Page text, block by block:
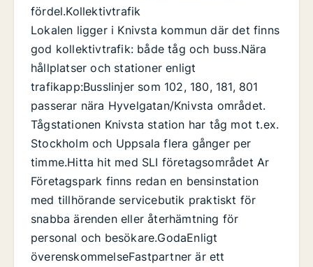
fördel.Kollektivtrafik
Lokalen ligger i Knivsta kommun där det finns
god kollektivtrafik: både tåg och buss.Nära
hållplatser och stationer enligt
trafikapp:Busslinjer som 102, 180, 181, 801
passerar nära Hyvelgatan/Knivsta området.
Tågstationen Knivsta station har tåg mot t.ex.
Stockholm och Uppsala flera gånger per
timme.Hitta hit med SLI företagsområdet Ar
Företagspark finns redan en bensinstation
med tillhörande servicebutik praktiskt för
snabba ärenden eller återhämtning för
personal och besökare.GodaEnligt
överenskommelseFastpartner är ett